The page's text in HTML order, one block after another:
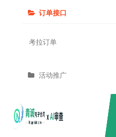
获取精选商品列表
根据商品ID查询商品信息
批量转链接口
订单接口
考拉订单
活动推广